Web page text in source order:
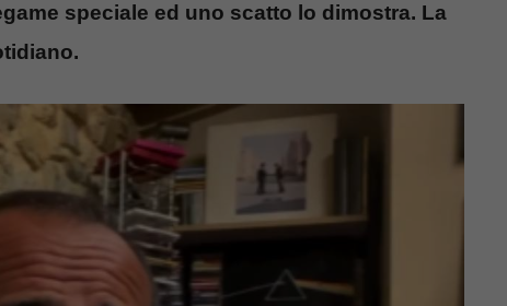
speciale ed uno scatto lo dimostra. La